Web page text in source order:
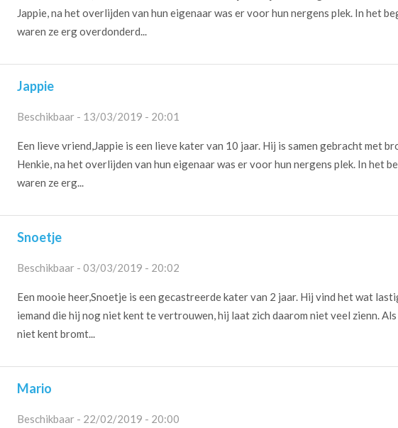
Jappie, na het overlijden van hun eigenaar was er voor hun nergens plek. In het
waren ze erg overdonderd...
Jappie
Beschikbaar - 13/03/2019 - 20:01
Een lieve vriend,Jappie is een lieve kater van 10 jaar. Hij is samen gebracht met
Henkie, na het overlijden van hun eigenaar was er voor hun nergens plek. In het
waren ze erg...
Snoetje
Beschikbaar - 03/03/2019 - 20:02
Een mooie heer,Snoetje is een gecastreerde kater van 2 jaar. Hij vind het wat
iemand die hij nog niet kent te vertrouwen, hij laat zich daarom niet veel zienn.
niet kent bromt...
Mario
Beschikbaar - 22/02/2019 - 20:00